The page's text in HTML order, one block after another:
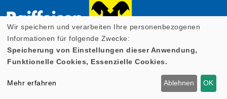
Wir speichern und verarbeiten Ihre personenbezogenen
Informationen für folgende Zwecke:
Speicherung von Einstellungen dieser Anwendung,
Funktionelle Cookies, Essenzielle Cookies.
Mehr erfahren Ablehnen OK